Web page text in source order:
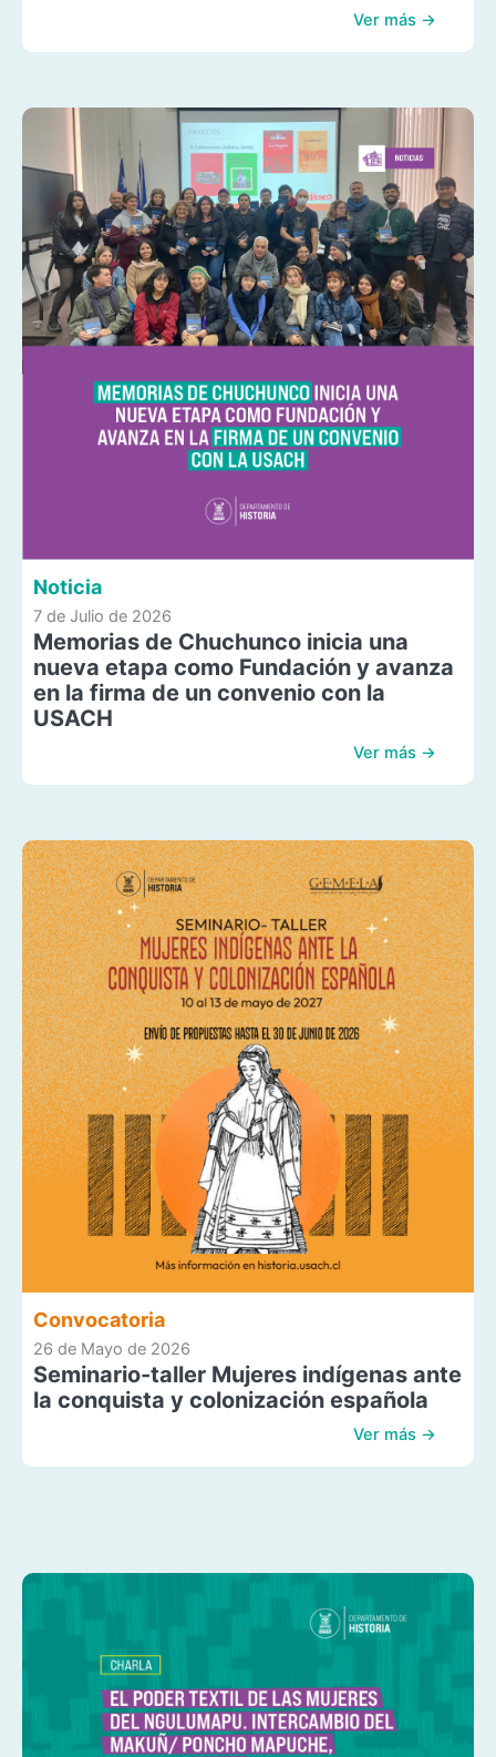
Ver más →
Noticia
7 de Julio de 2026
Memorias de Chuchunco inicia una
nueva etapa como Fundación y avanza
en la firma de un convenio con la
USACH
Ver más →
Convocatoria
26 de Mayo de 2026
Seminario-taller Mujeres indígenas ante
la conquista y colonización española
Ver más →